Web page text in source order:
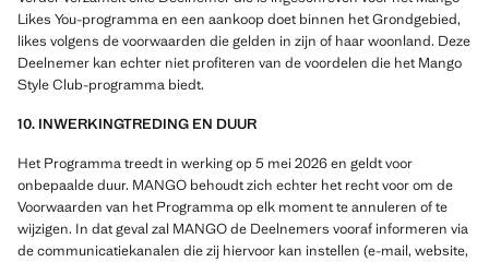
Likes You-programma en een aankoop doet binnen het Grondgebied,
likes volgens de voorwaarden die gelden in zijn of haar woonland. Deze
Deelnemer kan echter niet profiteren van de voordelen die het Mango
Style Club-programma biedt.
10. INWERKINGTREDING EN DUUR
Het Programma treedt in werking op 5 mei 2026 en geldt voor
onbepaalde duur. MANGO behoudt zich echter het recht voor om de
Voorwaarden van het Programma op elk moment te annuleren of te
wijzigen. In dat geval zal MANGO de Deelnemers vooraf informeren via
de communicatiekanalen die zij hiervoor kan instellen (e-mail, website,